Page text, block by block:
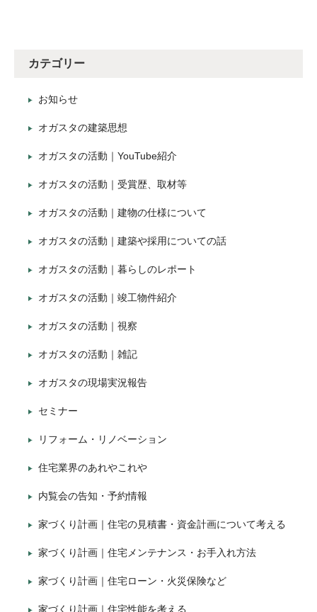
カテゴリー
お知らせ
オガスタの建築思想
オガスタの活動｜YouTube紹介
オガスタの活動｜受賞歴、取材等
オガスタの活動｜建物の仕様について
オガスタの活動｜建築や採用についての話
オガスタの活動｜暮らしのレポート
オガスタの活動｜竣工物件紹介
オガスタの活動｜視察
オガスタの活動｜雑記
オガスタの現場実況報告
セミナー
リフォーム・リノベーション
住宅業界のあれやこれや
内覧会の告知・予約情報
家づくり計画｜住宅の見積書・資金計画について考える
家づくり計画｜住宅メンテナンス・お手入れ方法
家づくり計画｜住宅ローン・火災保険など
家づくり計画｜住宅性能を考える